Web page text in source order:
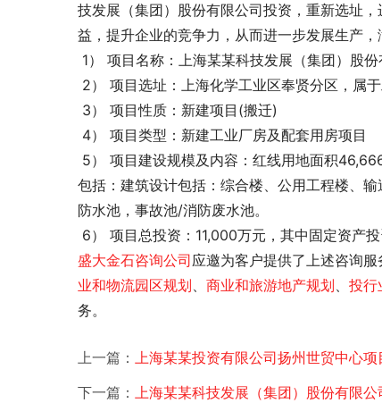
技发展（集团）股份有限公司投资，重新选址
益，提升企业的竞争力，从而进一步发展生产，
1） 项目名称：上海某某科技发展（集团）股
2） 项目选址：上海化学工业区奉贤分区，属
3） 项目性质：新建项目(搬迁)
4） 项目类型：新建工业厂房及配套用房项目
包括：建筑设计包括：综合楼、公用工程楼、
防水池，事故池/消防废水池。
6） 项目总投资：11,000万元，其中固定资产
盛大金石咨询公司应邀为客户提供了上述咨询服
业和物流园区规划、 商业和旅游地产规划、 投行
务。
上一篇： 上海某某投资有限公司扬州世贸中心
下一篇： 上海某某科技发展（集团）股份有限